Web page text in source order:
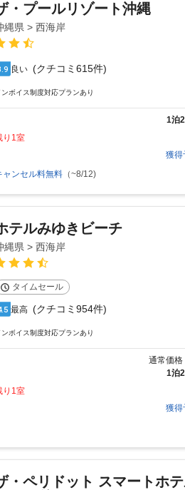
・プールリゾート沖縄
縄県 > 西海岸
良い (クチコミ615件)
ンボイス制度対応プランあり
1泊
り1室
獲得
ャンセル料無料 （~8/12)
テルみゆきビーチ
縄県 > 西海岸
タイムセール
最高 (クチコミ954件)
ンボイス制度対応プランあり
通常価格
1泊
り1室
獲得
・ペリドット スマートホ